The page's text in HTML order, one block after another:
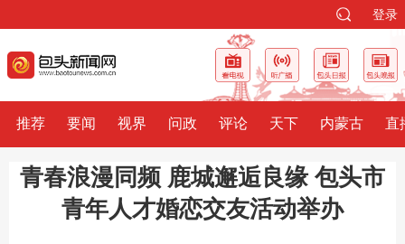
登录
推荐 要闻 视界 问政 评论 天下 内蒙古 直
青春浪漫同频 鹿城邂逅良缘 包头市
青年人才婚恋交友活动举办